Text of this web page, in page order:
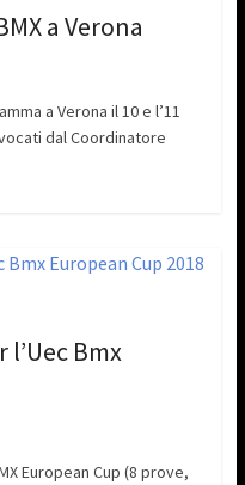
a Verona
a Verona il 10 e l’11
dal Coordinatore
Bmx
European Cup (8 prove,